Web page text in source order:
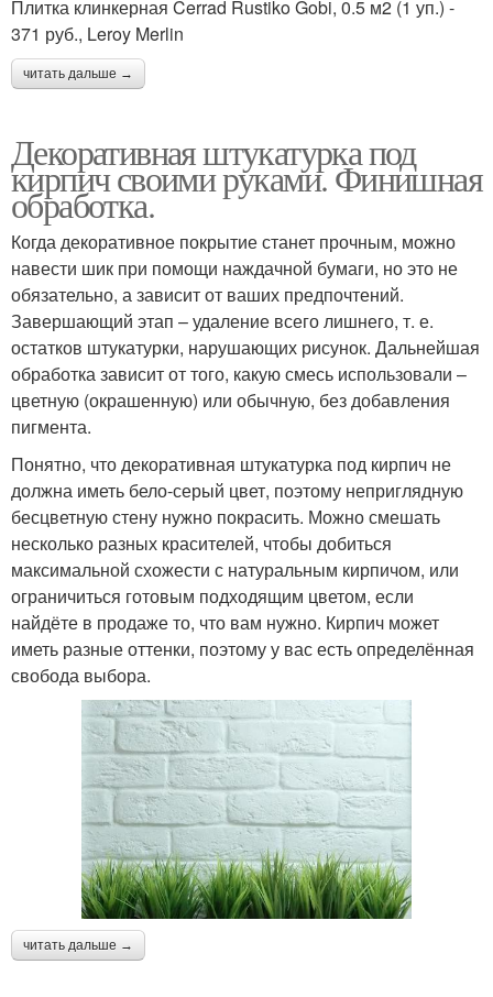
Плитка клинкерная Cerrad Rustiko Gobi, 0.5 м2 (1 уп.) -
371 руб., Leroy Merlin
читать дальше →
Декоративная штукатурка под
кирпич своими руками. Финишная
обработка.
Когда декоративное покрытие станет прочным, можно
навести шик при помощи наждачной бумаги, но это не
обязательно, а зависит от ваших предпочтений.
Завершающий этап – удаление всего лишнего, т. е.
остатков штукатурки, нарушающих рисунок. Дальнейшая
обработка зависит от того, какую смесь использовали –
цветную (окрашенную) или обычную, без добавления
пигмента.
Понятно, что декоративная штукатурка под кирпич не
должна иметь бело-серый цвет, поэтому неприглядную
бесцветную стену нужно покрасить. Можно смешать
несколько разных красителей, чтобы добиться
максимальной схожести с натуральным кирпичом, или
ограничиться готовым подходящим цветом, если
найдёте в продаже то, что вам нужно. Кирпич может
иметь разные оттенки, поэтому у вас есть определённая
свобода выбора.
читать дальше →